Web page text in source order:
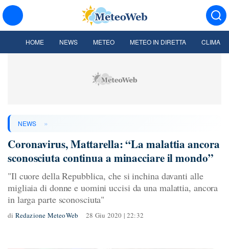
HOME NEWS METEO METEO IN DIRETTA CLIMA
NEWS »
Coronavirus, Mattarella: “La malattia ancora
sconosciuta continua a minacciare il mondo”
"Il cuore della Repubblica, che si inchina davanti alle
migliaia di donne e uomini uccisi da una malattia, ancora
in larga parte sconosciuta"
di Redazione MeteoWeb 28 Giu 2020 | 22:32